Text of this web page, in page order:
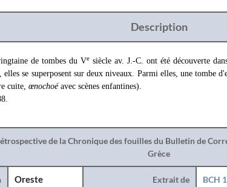
Description
de tombes du Ve siècle av. J.-C. ont été découverte
elles se superposent sur deux niveaux. Parmi elles, une tombe
cuite, œnochoé avec scènes enfantines).
de la Chronique des fouilles du Bulletin de
Grèce
Oreste
Extrait de BCH